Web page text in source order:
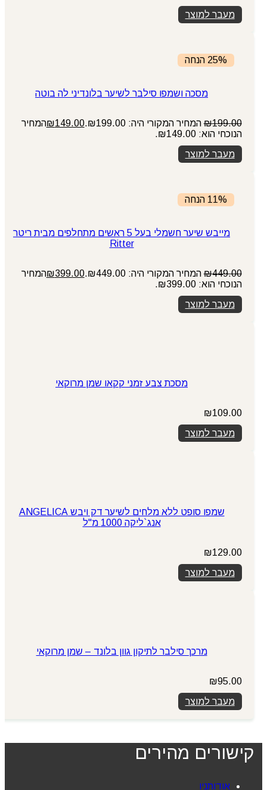
מעבר למוצר
25% הנחה
מסכה ושמפו סילבר לשיער בלונדיני לה בוטה
₪199.00 המחיר המקורי היה: ₪199.00. ₪149.00
המחיר
הנוכחי הוא: ₪149.00.
מעבר למוצר
11% הנחה
מייבש שיער חשמלי בעל 5 ראשים מתחלפים מבית ריטר
Ritter
₪449.00 המחיר המקורי היה: ₪449.00. ₪399.00
המחיר
הנוכחי הוא: ₪399.00.
מעבר למוצר
מסכת צבע זמני קקאו שמן מרוקאי
₪109.00
מעבר למוצר
שמפו סופט ללא מלחים לשיער דק ויבש ANGELICA
אנג`ליקה 1000 מ"ל
₪129.00
מעבר למוצר
מרכך סילבר לתיקון גוון בלונד – שמן מרוקאי
₪95.00
מעבר למוצר
קישורים מהירים
אודותניו